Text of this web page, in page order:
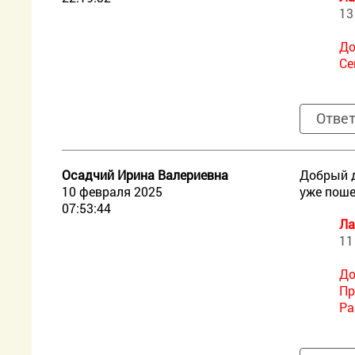
Осадчий Ирина Валериевна
10 февраля 2025
07:53:44
Добрый
уже